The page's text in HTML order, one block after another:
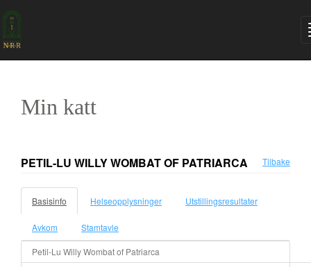
Min katt
PETIL-LU WILLY WOMBAT OF PATRIARCA Tilbake
Basisinfo Helseopplysninger Utstillingsresultater
Avkom Stamtavle
Petil-Lu Willy Wombat of Patriarca